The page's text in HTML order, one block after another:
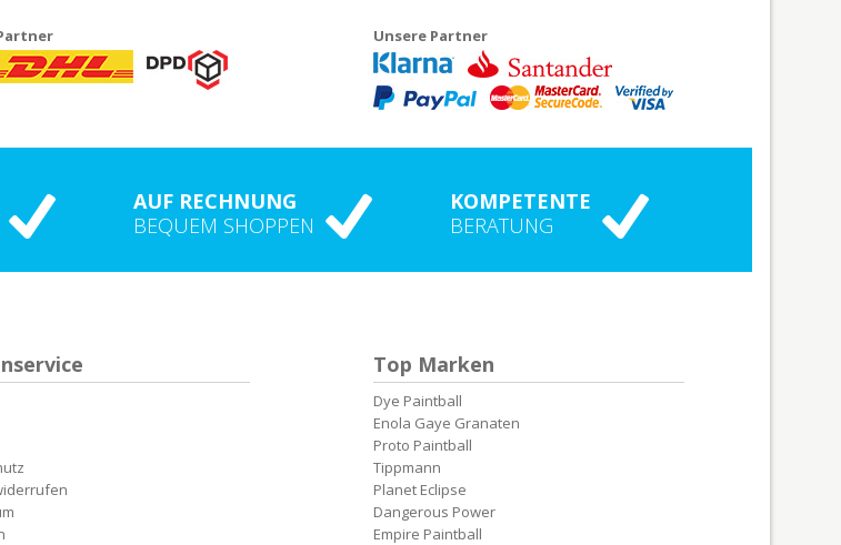
Unsere Partner
AUF RECHNUNG
BEQUEM SHOPPEN
KOMPETENTE
BERATUNG
Top Marken
Dye Paintball
Enola Gaye Granaten
Proto Paintball
Tippmann
Planet Eclipse
Dangerous Power
Empire Paintball